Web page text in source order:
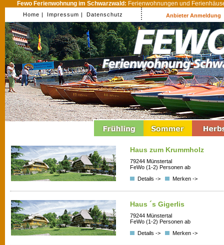
Fewo Ferienwohnung im Schwarzwald: Ferienwohnungen und
Home | Impressum | Datenschutz Anbieter Anmeldung
Haus zum Krummholz
79244 Münstertal
FeWo (1-2) Personen ab
Details ->
Merken ->
Haus ´s Gigerlis
79244 Münstertal
FeWo (1-2) Personen ab
Details ->
Merken ->